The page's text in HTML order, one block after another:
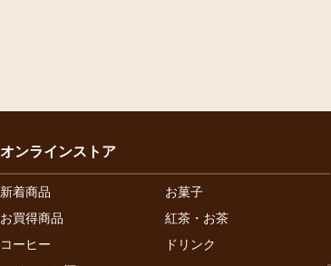
オンラインストア
新着商品
お菓子
お買得商品
紅茶・お茶
コーヒー
ドリンク